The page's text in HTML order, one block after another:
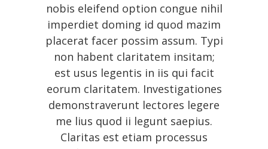
nobis eleifend option congue nihil
imperdiet doming id quod mazim
placerat facer possim assum. Typi
non habent claritatem insitam;
est usus legentis in iis qui facit
eorum claritatem. Investigationes
demonstraverunt lectores legere
me lius quod ii legunt saepius.
Claritas est etiam processus